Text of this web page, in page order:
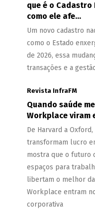
que é o
como ele afe...
Um novo cadastro
como o Estado
de 2026, essa
transações e a
Revista InfraFM
Quando saúde
Workplace viram
De Harvard a
transformam lucro
mostra que o futuro
espaços para
libertam o melhor
Workplace entram
corporativa